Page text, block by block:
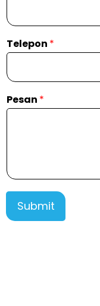
Telepon *
Pesan *
Submit